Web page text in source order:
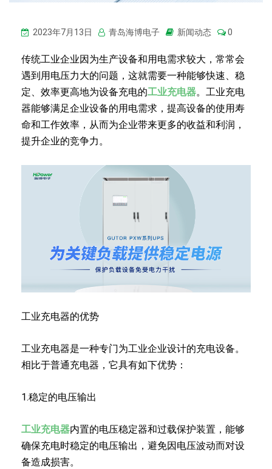
2023年7月13日 青岛海博电子 新闻动态 0
传统工业企业因为生产设备和用电需求较大，常常会
遇到用电压力大的问题，这就需要一种能够快速、稳
定、效率更高地为设备充电的工业充电器。工业充电
器能够满足企业设备的用电需求，提高设备的使用寿
命和工作效率，从而为企业带来更多的收益和利润，
提升企业的竞争力。
工业充电器的优势
工业充电器是一种专门为工业企业设计的充电设备。
相比于普通充电器，它具有如下优势：
1.稳定的电压输出
工业充电器内置的电压稳定器和过载保护装置，能够
确保充电时稳定的电压输出，避免因电压波动而对设
备造成损害。